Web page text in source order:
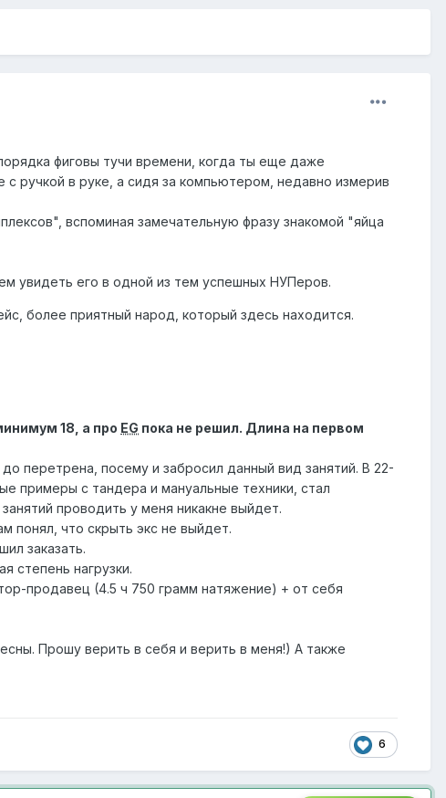
фиговы тучи времени, когда ты еще даже
ручкой в руке, а сидя за компьютером, недавно измерив
вспоминая замечательную фразу знакомой "яйца
увидеть его в одной из тем успешных НУПеров.
более приятный народ, который здесь находится.
18, а про EG пока не решил. Длина на первом
перетрена, посему и забросил данный вид занятий. В 22-
примеры с тандера и мануальные техники, стал
проводить у меня никакне выйдет.
понял, что скрыть экс не выйдет.
заказать.
степень нагрузки.
продавец (4.5 ч 750 грамм натяжение) + от себя
Прошу верить в себя и верить в меня!) А также
6